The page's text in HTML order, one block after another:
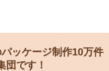
ッケージ制作10万件
団です！